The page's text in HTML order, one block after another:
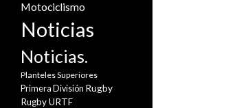
Motociclismo
Noticias
Noticias.
Planteles Superiores
Primera División Rugby
Rugby URTF